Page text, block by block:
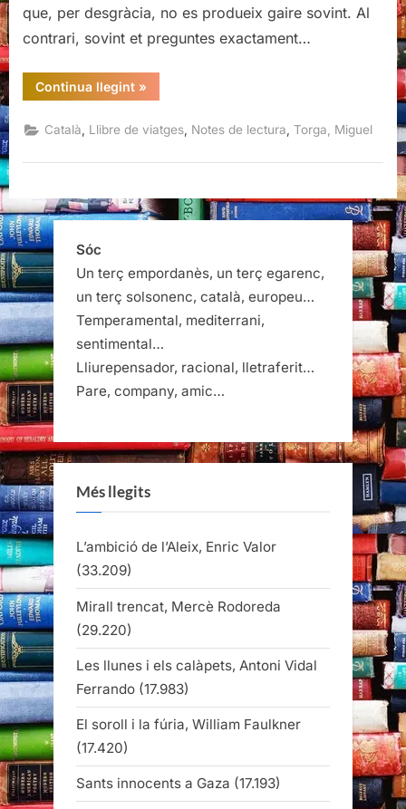
que, per desgràcia, no es produeix gaire sovint. Al
contrari, sovint et preguntes exactament…
Continua llegint“Portugal,
Miguel
»
Català Llibre de viatges Notes de lectura ,Torga, Miguel
Sóc
Un terç empordanès, un terç egarenc,
un terç solsonenc, català, europeu…
Temperamental, mediterrani,
sentimental…
Lliurepensador, racional, lletraferit…
Pare, company, amic…
Més llegits
L’ambició de l’Aleix, Enric Valor
(33.209)
Mirall trencat, Mercè Rodoreda
(29.220)
Les llunes i els calàpets, Antoni Vidal
Ferrando (17.983)
El soroll i la fúria, William Faulkner
(17.420)
Sants innocents a Gaza (17.193)